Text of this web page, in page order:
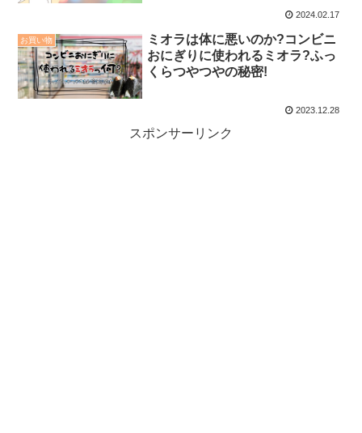
2024.02.17
お買い物
ミオラは体に悪いのか?コンビニ
おにぎりに使われるミオラ?ふっ
くらつやつやの秘密!
2023.12.28
スポンサーリンク